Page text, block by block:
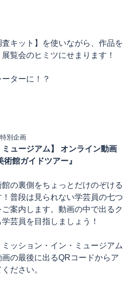
キット】を使いながら、作品を
覧会のヒミツにせまります！
ターに！？
別企画
ミュージアム】 オンライン動画
術館ガイドツアー』
の裏側をちょっとだけのぞける
普段は見られない学芸員の七つ
案内します。動画の中で出るク
芸員を目指しましょう！
ッション・イン・ミュージアム
の最後に出るQRコードからア
ださい。